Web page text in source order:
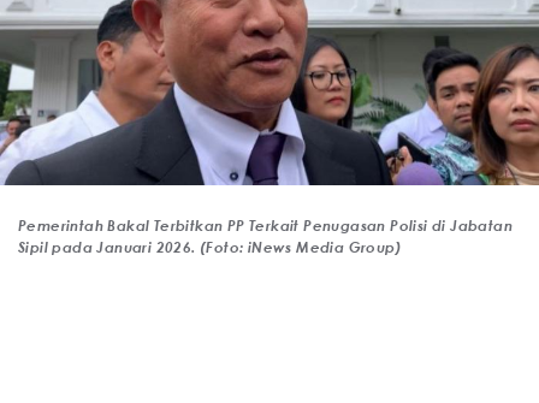
Pemerintah Bakal Terbitkan PP Terkait Penugasan Polisi di Jabatan
Sipil pada Januari 2026. (Foto: iNews Media Group)